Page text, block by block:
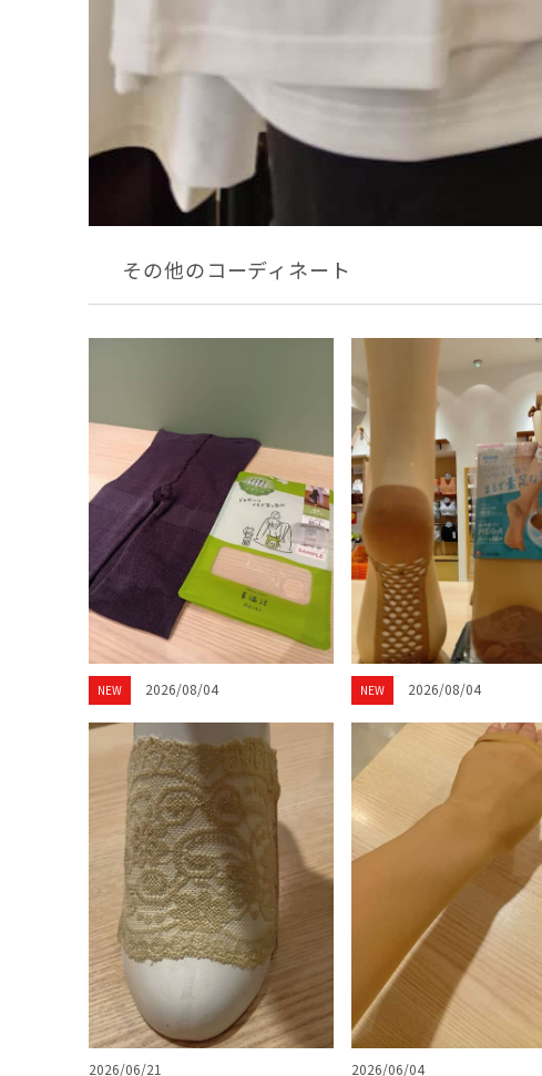
その他のコーディネート
NEW 2026/08/04 NEW 2026/08/04
2026/06/21 2026/06/04